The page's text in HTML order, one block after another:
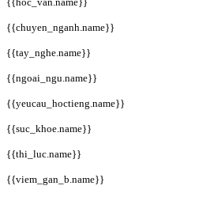
{{chuyen_nganh.name}}
{{tay_nghe.name}}
{{ngoai_ngu.name}}
{{yeucau_hoctieng.name}}
{{suc_khoe.name}}
{{thi_luc.name}}
{{viem_gan_b.name}}